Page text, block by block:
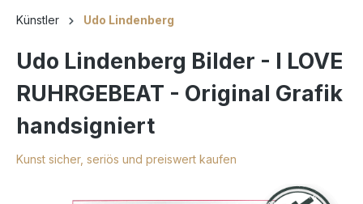
Künstler Udo Lindenberg
Udo Lindenberg Bilder - I LOVE
RUHRGEBEAT - Original Grafik
handsigniert
Kunst sicher, seriös und preiswert kaufen